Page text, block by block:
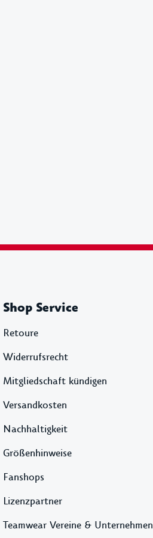
Shop Service
Retoure
Widerrufsrecht
Mitgliedschaft kündigen
Versandkosten
Nachhaltigkeit
Größenhinweise
Fanshops
Lizenzpartner
Teamwear Vereine & Unternehmen